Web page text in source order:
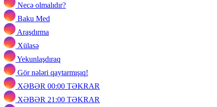
Necə olmalıdır?
Baku Med
Araşdırma
Xülasə
Yekunlaşdıraq
Gör nələri qaytarmışıq!
XƏBƏR 00:00 TƏKRAR
XƏBƏR 21:00 TƏKRAR